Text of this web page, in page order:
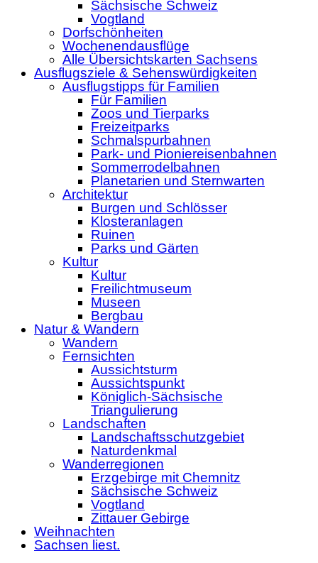
Sächsische Schweiz
Vogtland
Dorfschönheiten
Wochenendausflüge
Alle Übersichtskarten Sachsens
Ausflugsziele & Sehenswürdigkeiten
Ausflugstipps für Familien
Für Familien
Zoos und Tierparks
Freizeitparks
Schmalspurbahnen
Park- und Pioniereisenbahnen
Sommerrodelbahnen
Planetarien und Sternwarten
Architektur
Burgen und Schlösser
Klosteranlagen
Ruinen
Parks und Gärten
Kultur
Kultur
Freilichtmuseum
Museen
Bergbau
Natur & Wandern
Wandern
Fernsichten
Aussichtsturm
Aussichtspunkt
Königlich-Sächsische
Triangulierung
Landschaften
Landschaftsschutzgebiet
Naturdenkmal
Wanderregionen
Erzgebirge mit Chemnitz
Sächsische Schweiz
Vogtland
Zittauer Gebirge
Weihnachten
Sachsen liest.